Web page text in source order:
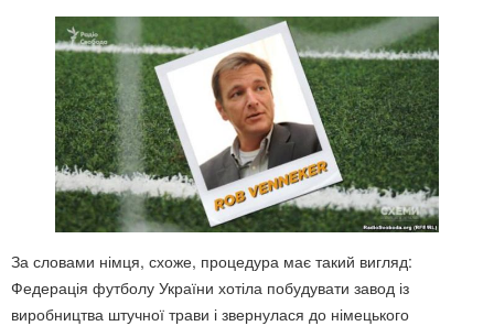
За словами німця, схоже, процедура має такий вигляд:
Федерація футболу України хотіла побудувати завод із
виробництва штучної трави і звернулася до німецького